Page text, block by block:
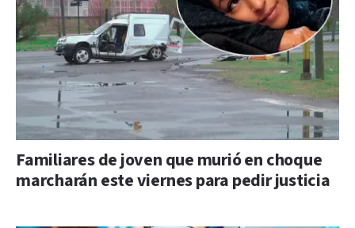
Familiares de joven que murió en choque
marcharán este viernes para pedir justicia